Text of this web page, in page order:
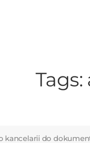
Tags:
kancelarii do